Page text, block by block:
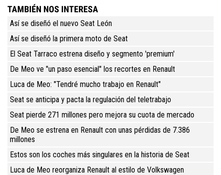
TAMBIÉN NOS INTERESA
Así se diseñó el nuevo Seat León
Así se diseñó la primera moto de Seat
El Seat Tarraco estrena diseño y segmento 'premium'
De Meo ve "un paso esencial" los recortes en Renault
Luca de Meo: "Tendré mucho trabajo en Renault"
Seat se anticipa y pacta la regulación del teletrabajo
Seat pierde 271 millones pero mejora su cuota de mercado
De Meo se estrena en Renault con unas pérdidas de 7.386
millones
Estos son los coches más singulares en la historia de Seat
Luca de Meo reorganiza Renault al estilo de Volkswagen